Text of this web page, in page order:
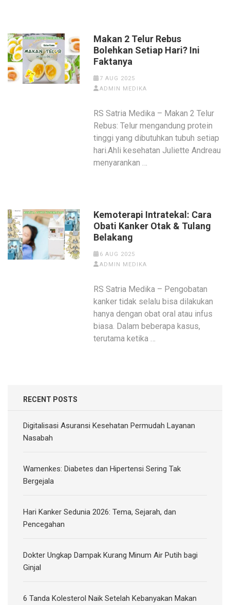
Makan 2 Telur Rebus
Bolehkan Setiap Hari? Ini
Faktanya
7 AUG 2025
ADMIN MEDIKA
RS Satria Medika – Makan 2 Telur
Rebus: Telur mengandung protein
tinggi yang dibutuhkan tubuh setiap
hari.Ahli kesehatan Juliette Andreau
menyarankan …
Kemoterapi Intratekal: Cara
Obati Kanker Otak & Tulang
Belakang
6 AUG 2025
ADMIN MEDIKA
RS Satria Medika – Pengobatan
kanker tidak selalu bisa dilakukan
hanya dengan obat oral atau infus
biasa. Dalam beberapa kasus,
terutama ketika …
RECENT POSTS
Digitalisasi Asuransi Kesehatan Permudah Layanan
Nasabah
Wamenkes: Diabetes dan Hipertensi Sering Tak
Bergejala
Hari Kanker Sedunia 2026: Tema, Sejarah, dan
Pencegahan
Dokter Ungkap Dampak Kurang Minum Air Putih bagi
Ginjal
6 Tanda Kolesterol Naik Setelah Kebanyakan Makan